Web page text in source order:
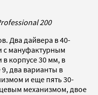
200
Два дайвера в 40-
с мануфактурным
корпусе 30 мм, в
два варианты в
и еще пять 30-
механизмом, двое